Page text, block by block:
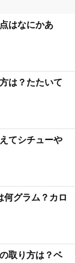
はなにかあ
は？たたいて
てシチューや
何グラム？カロ
取り方は？ベ